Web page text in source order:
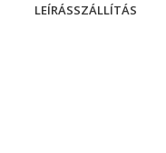
LEÍRÁSSZÁLLÍTÁS